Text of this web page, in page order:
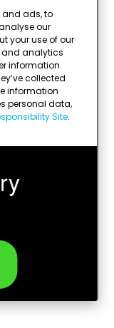
and ads, to
our
your use of our
and analytics
information
collected
information
personal data,
Site.